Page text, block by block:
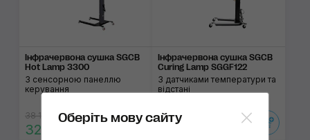
Інфрачервона сушка SGCB
Hot Lamp 3300
З сенсорною панеллю
керування
38 125 ₴
32 410 ₴
Інфрачервона сушка SGCB
Curing Lamp SGGF122
З датчиками температури та
відстані
76 245 ₴
64 810 ₴
Оберіть мову сайту